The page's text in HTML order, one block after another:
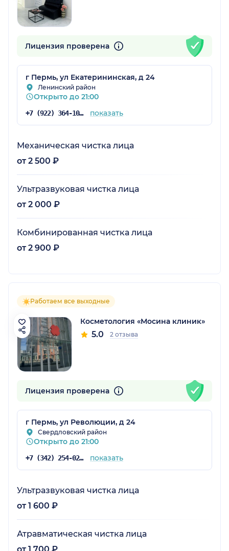
Лицензия проверена
г Пермь, ул Екатерининская, д 24
Ленинский район
Открыто до 21:00
+7 (922) 364-10-20 показать
Механическая чистка лица
от 2 500 ₽
Ультразвуковая чистка лица
от 2 000 ₽
Комбинированная чистка лица
от 2 900 ₽
Работаем все выходные
Косметология «Мосина клиник»
5.0 2 отзыва
Лицензия проверена
г Пермь, ул Революции, д 24
Свердловский район
Открыто до 21:00
+7 (342) 254-02-44 показать
Ультразвуковая чистка лица
от 1 600 ₽
Атравматическая чистка лица